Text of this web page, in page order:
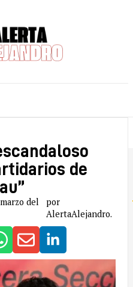
de
del
por
AlertaAlejandro.